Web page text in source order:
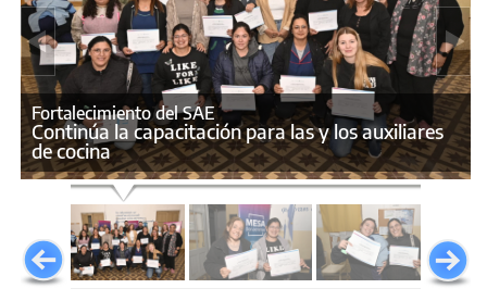
Fortalecimiento del SAE
Continúa la capacitación para las y los auxiliares
de cocina